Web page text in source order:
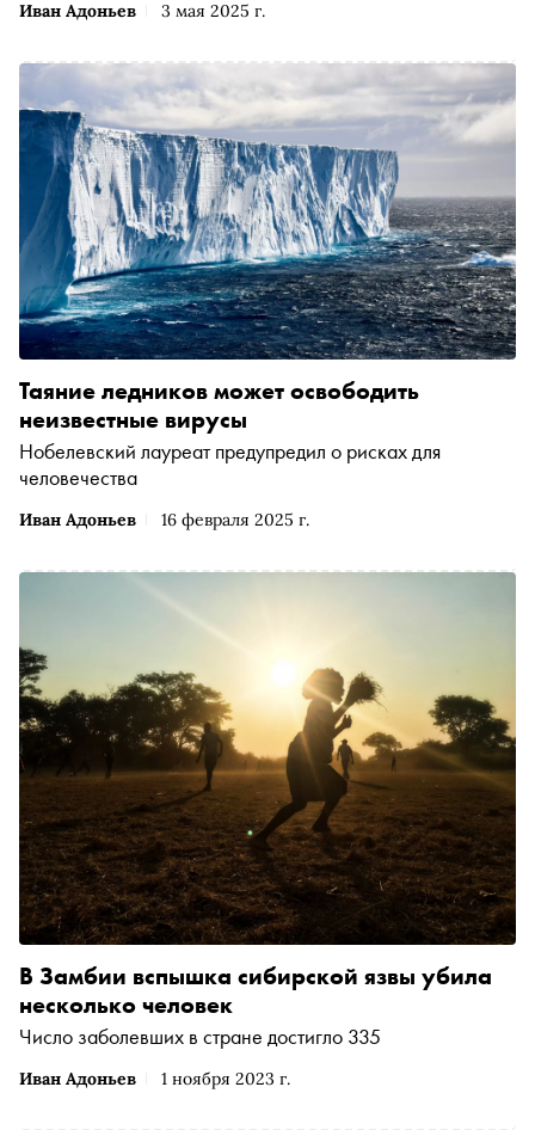
Иван Адоньев 3 мая 2025 г.
Иван Адоньев 16 февраля 2025 г.
Таяние ледников может освободить
неизвестные вирусы
Нобелевский лауреат предупредил о рисках для
человечества
Иван Адоньев 1 ноября 2023 г.
В Замбии вспышка сибирской язвы убила
несколько человек
Число заболевших в стране достигло 335